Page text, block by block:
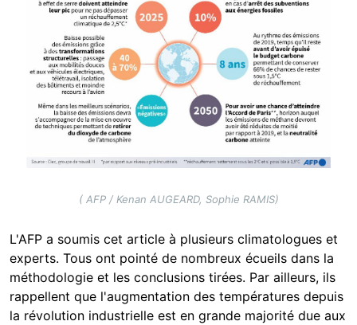
( AFP / Kenan AUGEARD, Sophie RAMIS)
L'AFP a soumis cet article à plusieurs climatologues et
experts. Tous ont pointé de nombreux écueils dans la
méthodologie et les conclusions tirées. Par ailleurs, ils
rappellent que l'augmentation des températures depuis
la révolution industrielle est en grande majorité due aux